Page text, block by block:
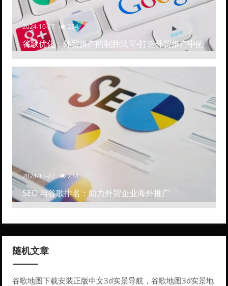
2024-10-27 234
谷歌优化：外贸推广的制胜法宝-打造外贸推广中的
高排名网站
2024-10-27 234
SEO 与谷歌排名：助力外贸企业海外推广
随机文章
谷歌地图下载安装正版中文3d实景导航，谷歌地图3d实景地